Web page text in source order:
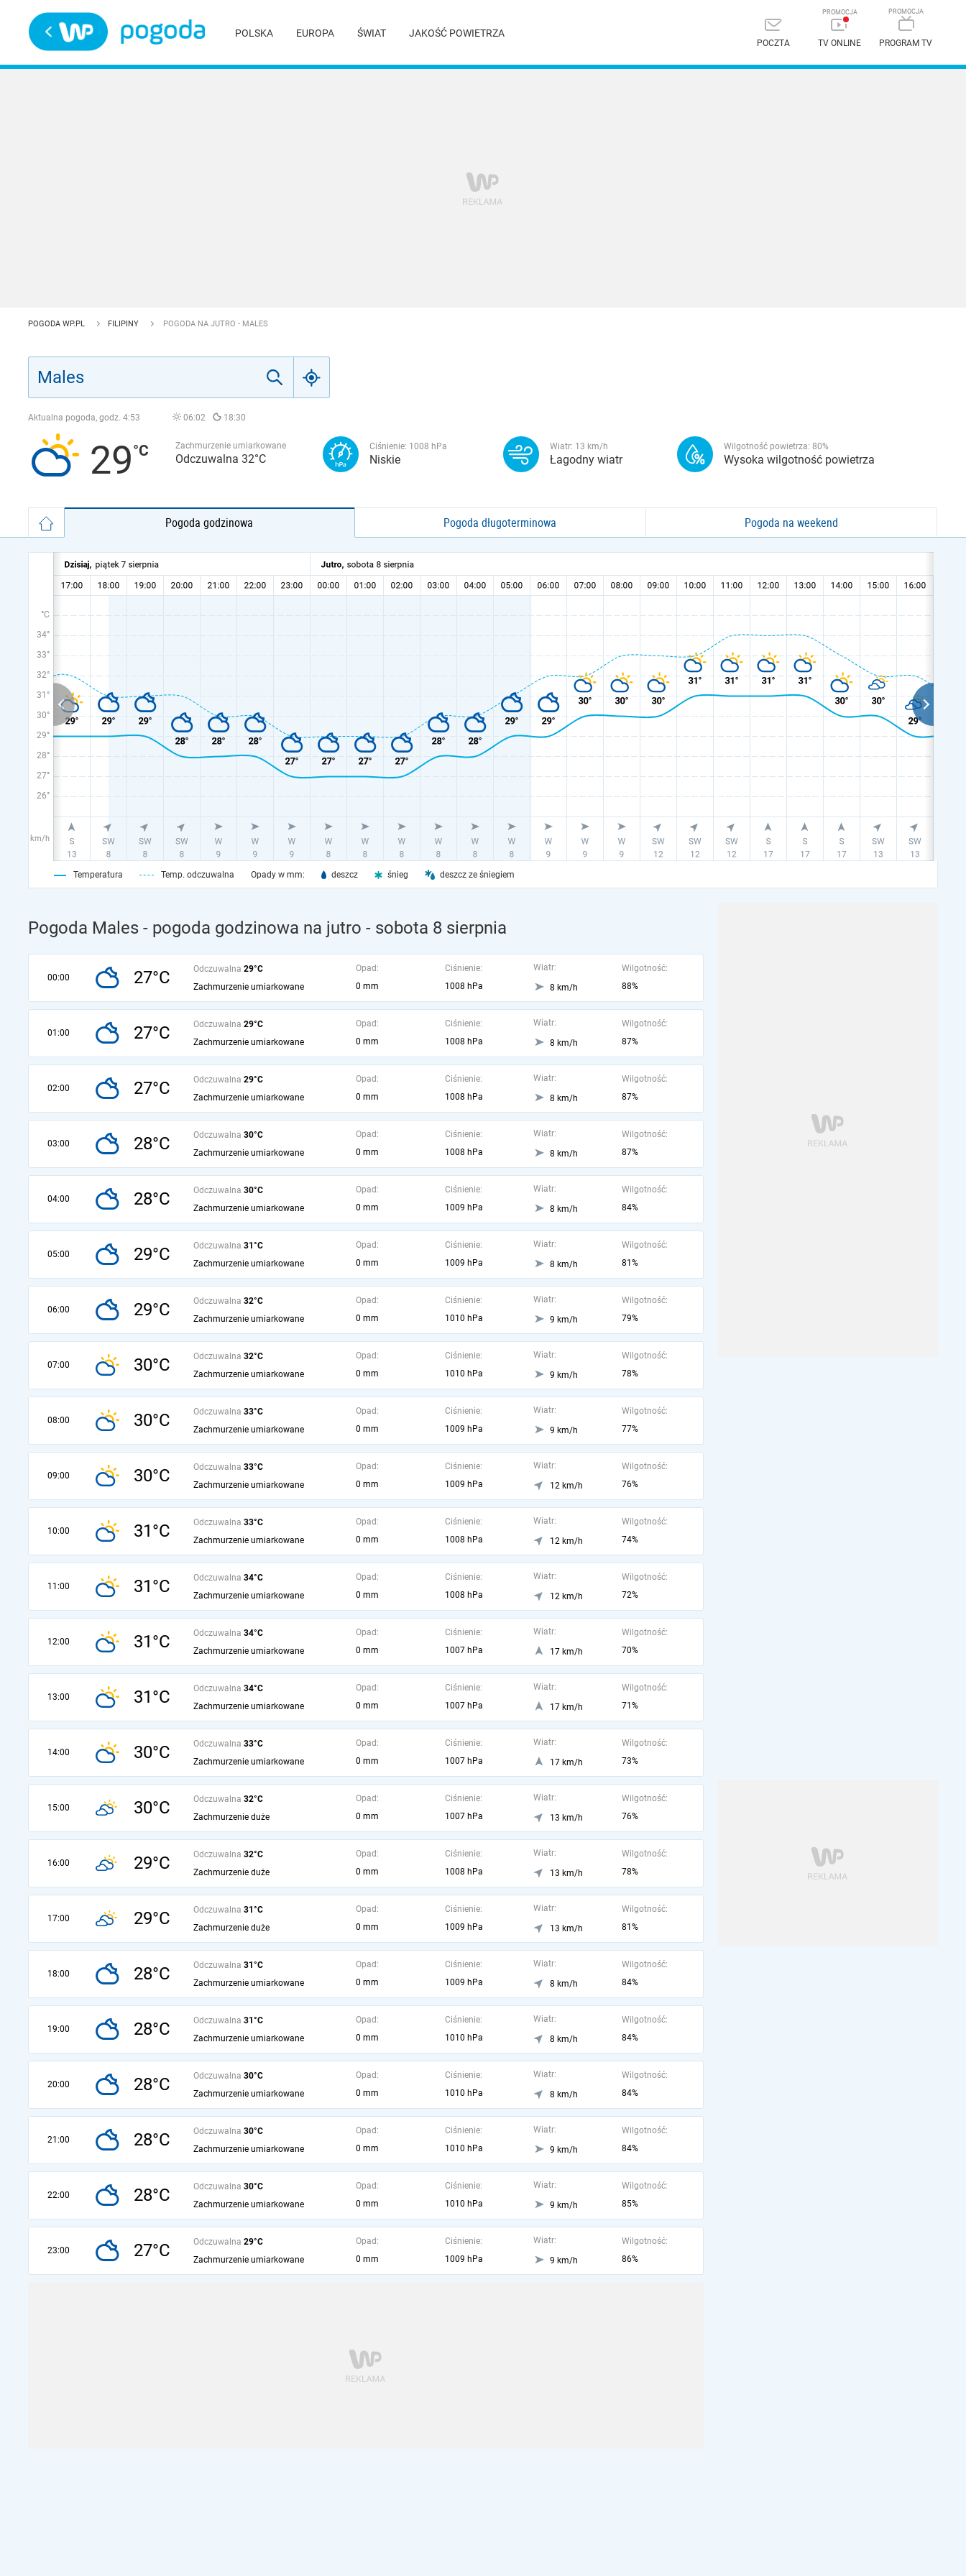
POLSKA EUROPA ŚWIAT JAKOŚĆ POWIETRZA
POCZTA TV ONLINE PROGRAM TV
POGODA WP.PL FILIPINY POGODA NA JUTRO - MALES
Aktualna pogoda, godz. 4:53 06:02 18:30
29 Zachmurzenie umiarkowane
Odczuwalna 32°C
Ciśnienie: 1008 hPa
Niskie
Wiatr: 13 km/h
Łagodny wiatr
Wilgotność powietrza: 80%
Wysoka wilgotność powietrza
Pogoda godzinowa Pogoda długoterminowa Pogoda na weekend
°C
34°
33°
32°
31°
30°
29°
28°
27°
26°
km/h
Temperatura Temp. odczuwalna Opady w mm: deszcz śnieg deszcz ze śniegiem
Pogoda Males - pogoda godzinowa na jutro - sobota 8 sierpnia
00:00 27°C Odczuwalna 29°C
Zachmurzenie umiarkowane
Opad:
0 mm
Ciśnienie:
1008 hPa
Wiatr:
8 km/h
Wilgotność:
88%
01:00 27°C Odczuwalna 29°C
Zachmurzenie umiarkowane
Opad:
0 mm
Ciśnienie:
1008 hPa
Wiatr:
8 km/h
Wilgotność:
87%
02:00 27°C Odczuwalna 29°C
Zachmurzenie umiarkowane
Opad:
0 mm
Ciśnienie:
1008 hPa
Wiatr:
8 km/h
Wilgotność:
87%
03:00 28°C Odczuwalna 30°C
Zachmurzenie umiarkowane
Opad:
0 mm
Ciśnienie:
1008 hPa
Wiatr:
8 km/h
Wilgotność:
87%
04:00 28°C Odczuwalna 30°C
Zachmurzenie umiarkowane
Opad:
0 mm
Ciśnienie:
1009 hPa
Wiatr:
8 km/h
Wilgotność:
84%
05:00 29°C Odczuwalna 31°C
Zachmurzenie umiarkowane
Opad:
0 mm
Ciśnienie:
1009 hPa
Wiatr:
8 km/h
Wilgotność:
81%
06:00 29°C Odczuwalna 32°C
Zachmurzenie umiarkowane
Opad:
0 mm
Ciśnienie:
1010 hPa
Wiatr:
9 km/h
Wilgotność:
79%
07:00 30°C Odczuwalna 32°C
Zachmurzenie umiarkowane
Opad:
0 mm
Ciśnienie:
1010 hPa
Wiatr:
9 km/h
Wilgotność:
78%
08:00 30°C Odczuwalna 33°C
Zachmurzenie umiarkowane
Opad:
0 mm
Ciśnienie:
1009 hPa
Wiatr:
9 km/h
Wilgotność:
77%
09:00 30°C Odczuwalna 33°C
Zachmurzenie umiarkowane
Opad:
0 mm
Ciśnienie:
1009 hPa
Wiatr:
12 km/h
Wilgotność:
76%
10:00 31°C Odczuwalna 33°C
Zachmurzenie umiarkowane
Opad:
0 mm
Ciśnienie:
1008 hPa
Wiatr:
12 km/h
Wilgotność:
74%
11:00 31°C Odczuwalna 34°C
Zachmurzenie umiarkowane
Opad:
0 mm
Ciśnienie:
1008 hPa
Wiatr:
12 km/h
Wilgotność:
72%
12:00 31°C Odczuwalna 34°C
Zachmurzenie umiarkowane
Opad:
0 mm
Ciśnienie:
1007 hPa
Wiatr:
17 km/h
Wilgotność:
70%
13:00 31°C Odczuwalna 34°C
Zachmurzenie umiarkowane
Opad:
0 mm
Ciśnienie:
1007 hPa
Wiatr:
17 km/h
Wilgotność:
71%
14:00 30°C Odczuwalna 33°C
Zachmurzenie umiarkowane
Opad:
0 mm
Ciśnienie:
1007 hPa
Wiatr:
17 km/h
Wilgotność:
73%
15:00 30°C Odczuwalna 32°C
Zachmurzenie duże
Opad:
0 mm
Ciśnienie:
1007 hPa
Wiatr:
13 km/h
Wilgotność:
76%
16:00 29°C Odczuwalna 32°C
Zachmurzenie duże
Opad:
0 mm
Ciśnienie:
1008 hPa
Wiatr:
13 km/h
Wilgotność:
78%
17:00 29°C Odczuwalna 31°C
Zachmurzenie duże
Opad:
0 mm
Ciśnienie:
1009 hPa
Wiatr:
13 km/h
Wilgotność:
81%
18:00 28°C Odczuwalna 31°C
Zachmurzenie umiarkowane
Opad:
0 mm
Ciśnienie:
1009 hPa
Wiatr:
8 km/h
Wilgotność:
84%
19:00 28°C Odczuwalna 31°C
Zachmurzenie umiarkowane
Opad:
0 mm
Ciśnienie:
1010 hPa
Wiatr:
8 km/h
Wilgotność:
84%
20:00 28°C Odczuwalna 30°C
Zachmurzenie umiarkowane
Opad:
0 mm
Ciśnienie:
1010 hPa
Wiatr:
8 km/h
Wilgotność:
84%
21:00 28°C Odczuwalna 30°C
Zachmurzenie umiarkowane
Opad:
0 mm
Ciśnienie:
1010 hPa
Wiatr:
9 km/h
Wilgotność:
84%
22:00 28°C Odczuwalna 30°C
Zachmurzenie umiarkowane
Opad:
0 mm
Ciśnienie:
1010 hPa
Wiatr:
9 km/h
Wilgotność:
85%
23:00 27°C Odczuwalna 29°C
Zachmurzenie umiarkowane
Opad:
0 mm
Ciśnienie:
1009 hPa
Wiatr:
9 km/h
Wilgotność:
86%